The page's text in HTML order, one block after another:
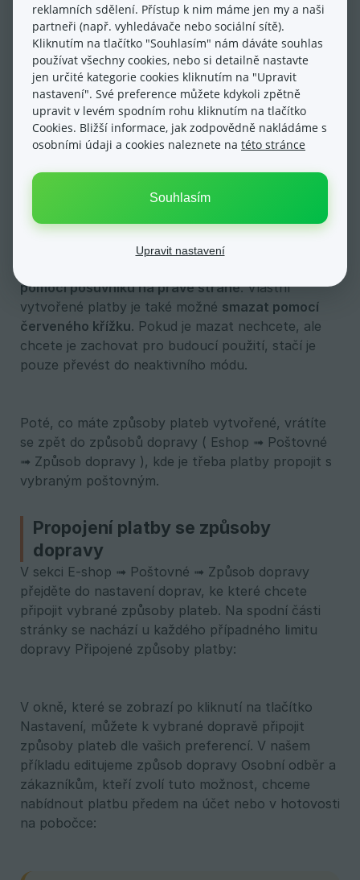
editaci každé objednávky.
Řazení plateb v košíku
Platby v košíku je možné seřadit dle vašich
preferencí. Nastavení provedete pomocí
drag&drop šipek na levé straně každého ze
způsobů plateb. Pomocí těchto šipek můžete
Aktivní a neaktivní způsoby plateb
mohou být v aktivním nebo neaktivním
pomocí posuvníku na pravé straně. Vlastní
vytvořené platby je také možné smazat pomocí
červeného křížku. Pokud je mazat nechcete, ale
chcete je zachovat pro budoucí použití, stačí je
pouze převést do neaktivního módu.
Poté, co máte způsoby plateb vytvořené, vrátíte
se zpět do způsobů dopravy ( Eshop ➟ Poštovné
➟ Způsob dopravy ), kde je třeba platby propojit s
vybraným poštovným.
Propojení platby se způsoby
dopravy
V sekci E-shop ➟ Poštovné ➟ Způsob dopravy
přejděte do nastavení doprav, ke které chcete
připojit vybrané způsoby plateb. Na spodní části
stránky se nachází u každého případného limitu
dopravy Připojené způsoby platby:
V okně, které se zobrazí po kliknutí na tlačítko
Nastavení, můžete k vybrané dopravě připojit
způsoby plateb dle vašich preferencí. V našem
příkladu editujeme způsob dopravy Osobní odběr a
zákazníkům, kteří zvolí tuto možnost, chceme
nabídnout platbu předem na účet nebo v hotovosti
na pobočce:
reklamních sdělení. Přístup k nim máme jen my a naši
partneři (např. vyhledávače nebo sociální sítě).
Kliknutím na tlačítko "Souhlasím" nám dáváte souhlas
používat všechny cookies, nebo si detailně nastavte
jen určité kategorie cookies kliknutím na "Upravit
nastavení". Své preference můžete kdykoli zpětně
upravit v levém spodním rohu kliknutím na tlačítko
Cookies. Bližší informace, jak zodpovědně nakládáme s
osobními údaji a cookies naleznete na této stránce
Souhlasím
Upravit nastavení